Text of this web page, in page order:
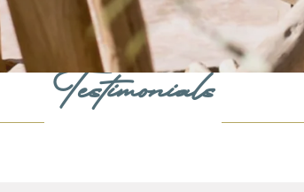
Testimonials